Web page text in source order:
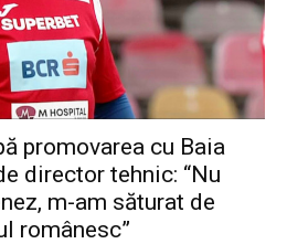
promovarea cu Baia
director tehnic: “Nu
m-am săturat de
românesc”